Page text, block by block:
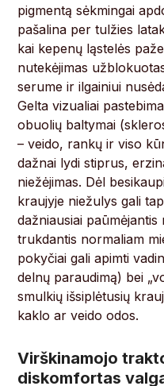
pigmentą sėkmingai
pašalina per tulžies
kai kepenų ląstelės
nutekėjimas
serume ir ilgainiui
Gelta vizualiai
obuolių baltymai
– veido, rankų ir viso
dažnai lydi stiprus,
niežėjimas. Dėl
kraujyje niežulys gali
dažniausiai
trukdantis normaliam
pokyčiai gali apimti
delnų paraudimą) bei
smulkių išsiplėtusių
kaklo ar veido odos.
Virškinamojo
diskomfortas